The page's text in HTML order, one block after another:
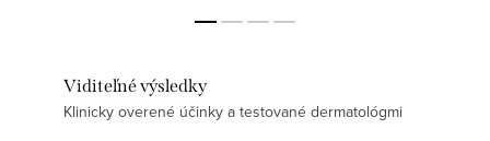
Viditeľné výsledky
Klinicky overené účinky a testované dermatológmi